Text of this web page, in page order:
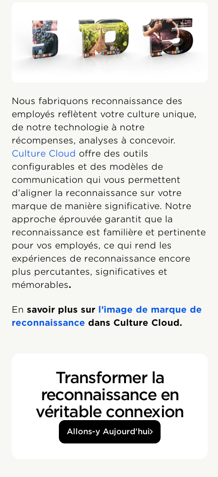
Nous fabriquons reconnaissance des
employés reflètent votre culture unique,
de notre technologie à notre
récompenses, analyses à concevoir.
Culture Cloud offre des outils
configurables et des modèles de
communication qui vous permettent
d’aligner la reconnaissance sur votre
marque de manière significative. Notre
approche éprouvée garantit que la
reconnaissance est familière et pertinente
pour vos employés, ce qui rend les
expériences de reconnaissance encore
plus percutantes, significatives et
mémorables.
En savoir plus sur l’image de marque de
reconnaissance dans Culture Cloud.
Transformer la
reconnaissance en
véritable connexion
Allons-y Aujourd’hui